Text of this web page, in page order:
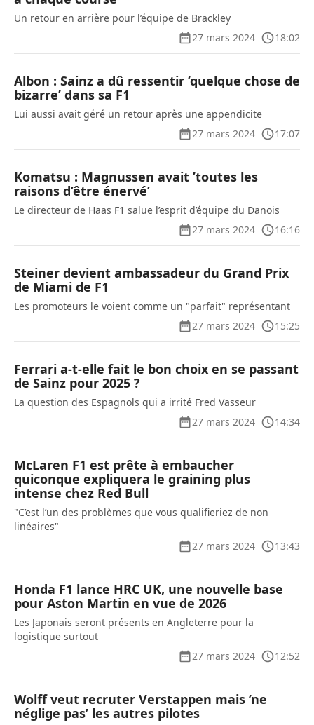
Un retour en arrière pour l’équipe de Brackley
27 mars 2024
18:02
Albon : Sainz a dû ressentir ’quelque chose de
bizarre’ dans sa F1
Lui aussi avait géré un retour après une appendicite
27 mars 2024
17:07
Komatsu : Magnussen avait ’toutes les
raisons d’être énervé’
Le directeur de Haas F1 salue l’esprit d’équipe du Danois
27 mars 2024
16:16
Steiner devient ambassadeur du Grand Prix
de Miami de F1
Les promoteurs le voient comme un "parfait" représentant
27 mars 2024
15:25
Ferrari a-t-elle fait le bon choix en se passant
de Sainz pour 2025 ?
La question des Espagnols qui a irrité Fred Vasseur
27 mars 2024
14:34
McLaren F1 est prête à embaucher
quiconque expliquera le graining plus
intense chez Red Bull
"C’est l’un des problèmes que vous qualifieriez de non
linéaires"
27 mars 2024
13:43
Honda F1 lance HRC UK, une nouvelle base
pour Aston Martin en vue de 2026
Les Japonais seront présents en Angleterre pour la
logistique surtout
27 mars 2024
12:52
Wolff veut recruter Verstappen mais ’ne
néglige pas’ les autres pilotes